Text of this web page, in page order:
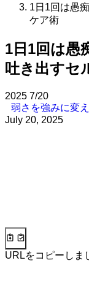
1日1回は愚
ケア術
1日1回は愚
吐き出すセ
2025 7/20
弱さを強みに変
July 20, 2025
URLをコピーしま